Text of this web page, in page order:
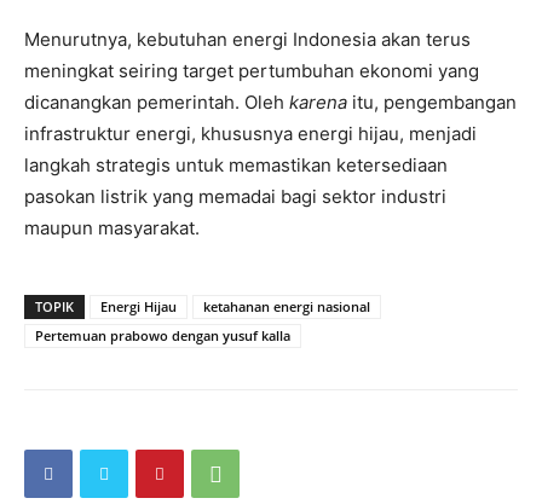
Menurutnya, kebutuhan energi Indonesia akan terus
meningkat seiring target pertumbuhan ekonomi yang
dicanangkan pemerintah. Oleh karena itu, pengembangan
infrastruktur energi, khususnya energi hijau, menjadi
langkah strategis untuk memastikan ketersediaan
pasokan listrik yang memadai bagi sektor industri
maupun masyarakat.
TOPIK Energi Hijau
ketahanan energi nasional
Pertemuan prabowo dengan yusuf kalla